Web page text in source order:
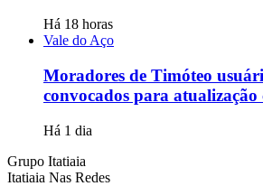
Há 18 horas
Vale do Aço
Moradores de Timóteo
convocados para atualização
Há 1 dia
Grupo Itatiaia
Itatiaia Nas Redes